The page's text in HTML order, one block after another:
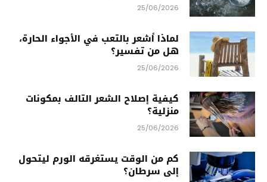
25/06/2026
لماذا أشعر بالتعب في الأجواء الحارة،
هل من تفسير؟
25/06/2026
كيفية إصلاح الشعر التالف بمكونات
منزلية؟
25/06/2026
كم من الوقت يستغرقه الورم ليتحول
إلى سرطان؟